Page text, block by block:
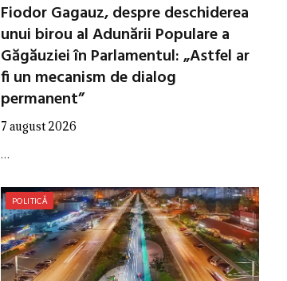
Fiodor Gagauz, despre deschiderea
unui birou al Adunării Populare a
Găgăuziei în Parlamentul: „Astfel ar
fi un mecanism de dialog
permanent”
7 august 2026
…
POLITICĂ